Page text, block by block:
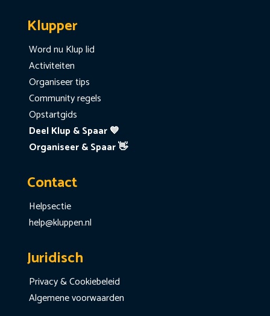
Klupper
Word nu Klup lid
Activiteiten
Organiseer tips
Community regels
Opstartgids
Deel Klup & Spaar 💙
Organiseer & Spaar 👋
Contact
Helpsectie
help@kluppen.nl
Juridisch
Privacy & Cookiebeleid
Algemene voorwaarden